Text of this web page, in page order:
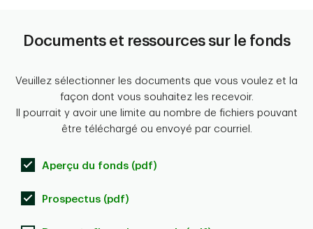
Documents et ressources sur le fonds
Veuillez sélectionner les documents que vous voulez et la
façon dont vous souhaitez les recevoir.
Il pourrait y avoir une limite au nombre de fichiers pouvant
être téléchargé ou envoyé par courriel.
Aperçu du fonds (pdf)
Prospectus (pdf)